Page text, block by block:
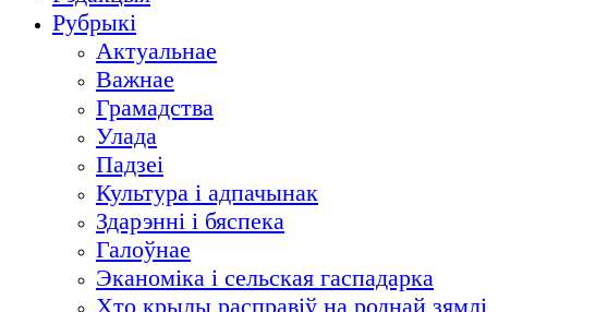
Рубрыкi
Актуальнае
Важнае
Грамадства
Улада
Падзеі
Культура і адпачынак
Здарэнні і бяспека
Галоўнае
Эканоміка і сельская гаспадарка
Хто крылы расправіў на роднай зямлі